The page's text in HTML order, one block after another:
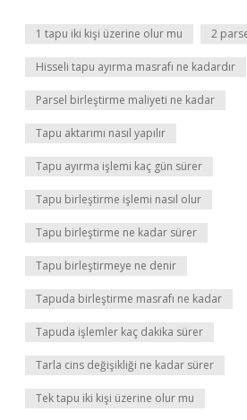
1 tapu iki kişi üzerine olur mu 2
Hisseli tapu ayırma masrafı ne kadardır
Parsel birleştirme maliyeti ne kadar
Tapu aktarımı nasıl yapılır
Tapu ayırma işlemi kaç gün sürer
Tapu birleştirme işlemi nasıl olur
Tapu birleştirme ne kadar sürer
Tapu birleştirmeye ne denir
Tapuda birleştirme masrafı ne kadar
Tapuda işlemler kaç dakika sürer
Tarla cins değişikliği ne kadar sürer
Tek tapu iki kişi üzerine olur mu